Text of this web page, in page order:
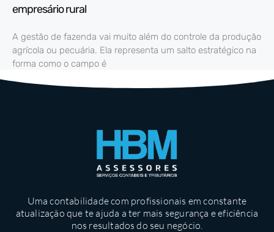
empresário rural
A gestão de fazenda vai muito além do controle da produção
agrícola ou pecuária. Ela representa um salto estratégico na
forma como o campo é
Uma contabilidade com profissionais em constante
atualização que te ajuda a ter mais segurança e eficiência
nos resultados do seu negócio.